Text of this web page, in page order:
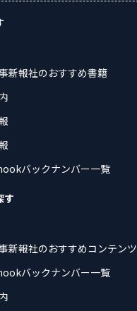
新報社のおすすめ書籍
バックナンバー一覧
す
新報社のおすすめコンテンツ
バックナンバー一覧